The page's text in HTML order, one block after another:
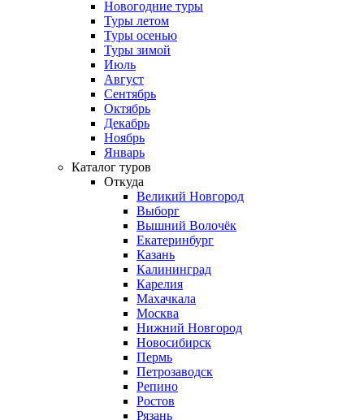
Новогодние туры
Туры летом
Туры осенью
Туры зимой
Июль
Август
Сентябрь
Октябрь
Декабрь
Ноябрь
Январь
Каталог туров
Откуда
Великий Новгород
Выборг
Вышний Волочёк
Екатеринбург
Казань
Калининград
Карелия
Махачкала
Москва
Нижний Новгород
Новосибирск
Пермь
Петрозаводск
Репино
Ростов
Рязань